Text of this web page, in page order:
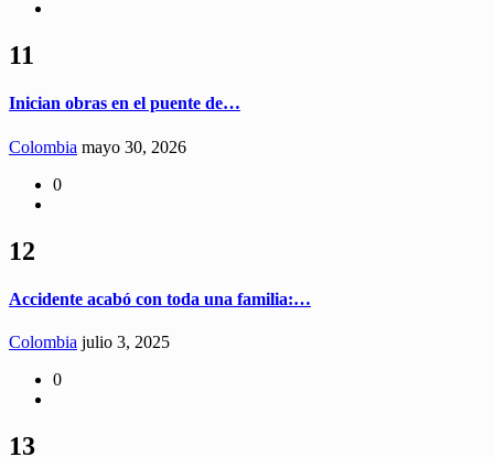
11
Inician obras en el puente de…
Colombia mayo 30, 2026
0
12
Accidente acabó con toda una familia:…
Colombia julio 3, 2025
0
13